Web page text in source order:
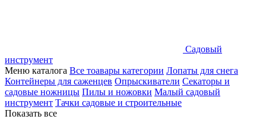
Садовый
инструмент
Меню каталога Все тоавары категории Лопаты для снега
Контейнеры для саженцев Опрыскиватели Секаторы и
садовые ножницы Пилы и ножовки Малый садовый
инструмент Тачки садовые и строительные
Показать все